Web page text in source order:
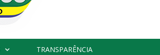
TRANSPARÊNCIA